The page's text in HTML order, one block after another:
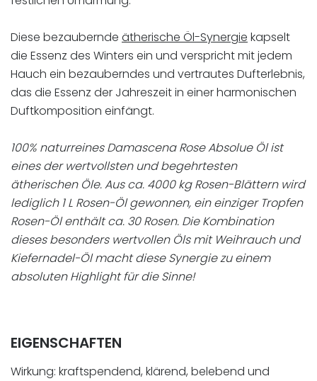
Diese bezaubernde ätherische Öl-Synergie kapselt
die Essenz des Winters ein und verspricht mit jedem
Hauch ein bezauberndes und vertrautes Dufterlebnis,
das die Essenz der Jahreszeit in einer harmonischen
Duftkomposition einfängt.
100% naturreines Damascena Rose Absolue Öl ist
eines der wertvollsten und begehrtesten
ätherischen Öle. Aus ca. 4000 kg Rosen-Blättern wird
lediglich 1 L Rosen-Öl gewonnen, ein einziger Tropfen
Rosen-Öl enthält ca. 30 Rosen. Die Kombination
dieses besonders wertvollen Öls mit Weihrauch und
Kiefernadel-Öl macht diese Synergie zu einem
absoluten Highlight für die Sinne!
EIGENSCHAFTEN
Wirkung: kraftspendend, klärend, belebend und